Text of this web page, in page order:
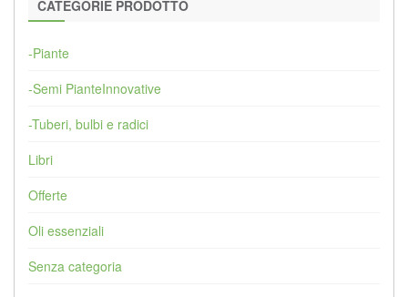
CATEGORIE PRODOTTO
-Piante
-Semi PianteInnovative
-Tuberi, bulbi e radici
Libri
Offerte
Oli essenziali
Senza categoria